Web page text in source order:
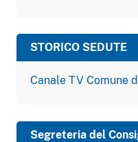
STORICO SEDUTE
Canale TV Comune
Segreteria del